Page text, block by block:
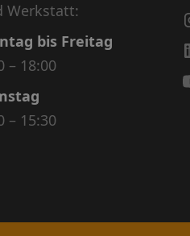
Werkstatt:
bis Freitag
– 18:00
– 15:30